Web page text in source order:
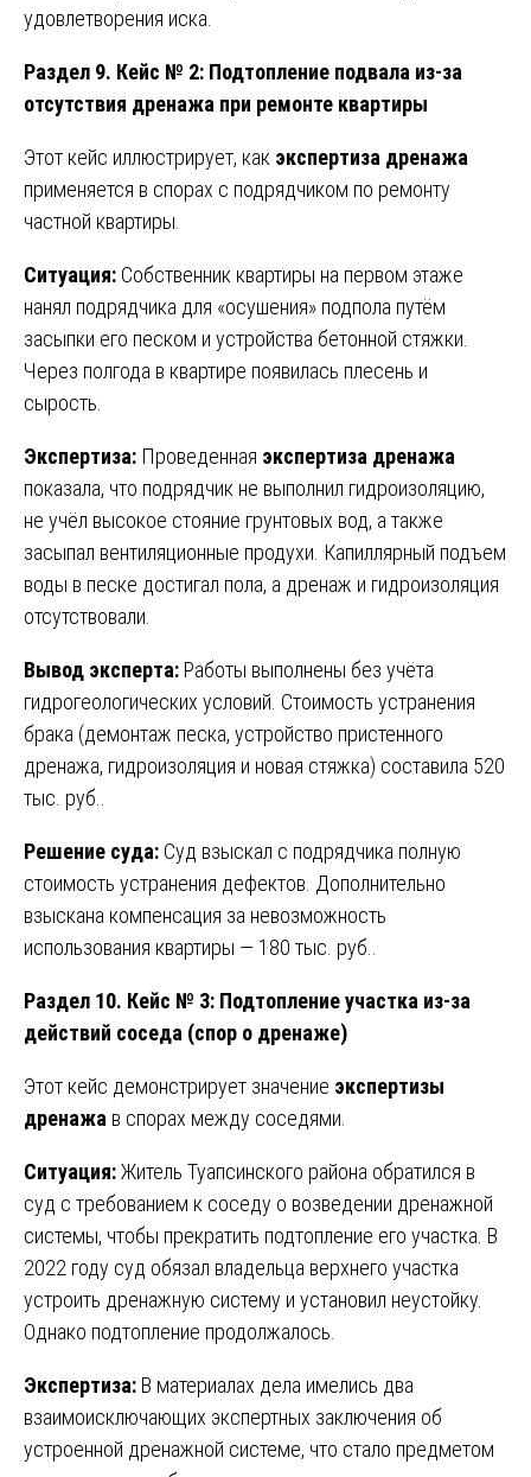
удовлетворения иска.
Раздел 9. Кейс № 2: Подтопление подвала из-за
отсутствия дренажа при ремонте квартиры
Этот кейс иллюстрирует, как экспертиза дренажа
применяется в спорах с подрядчиком по ремонту
частной квартиры.
Ситуация: Собственник квартиры на первом этаже
нанял подрядчика для «осушения» подпола путём
засыпки его песком и устройства бетонной стяжки.
Через полгода в квартире появилась плесень и
сырость.
Экспертиза: Проведенная экспертиза дренажа
показала, что подрядчик не выполнил гидроизоляцию,
не учёл высокое стояние грунтовых вод, а также
засыпал вентиляционные продухи. Капиллярный подъем
воды в песке достигал пола, а дренаж и гидроизоляция
отсутствовали.
Вывод эксперта: Работы выполнены без учёта
гидрогеологических условий. Стоимость устранения
брака (демонтаж песка, устройство пристенного
дренажа, гидроизоляция и новая стяжка) составила 520
тыс. руб..
Решение суда: Суд взыскал с подрядчика полную
стоимость устранения дефектов. Дополнительно
взыскана компенсация за невозможность
использования квартиры — 180 тыс. руб..
Раздел 10. Кейс № 3: Подтопление участка из-за
действий соседа (спор о дренаже)
Этот кейс демонстрирует значение экспертизы
дренажа в спорах между соседями.
Ситуация:Житель Туапсинского района обратился в
суд с требованием к соседу о возведении дренажной
системы, чтобы прекратить подтопление его участка. В
2022 году суд обязал владельца верхнего участка
устроить дренажную систему и установил неустойку.
Однако подтопление продолжалось.
Экспертиза: В материалах дела имелись два
взаимоисключающих экспертных заключения об
устроенной дренажной системе, что стало предметом